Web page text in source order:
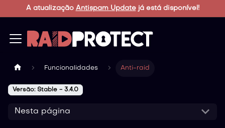
A atualização Antispam Updatejá está disponível!
Funcionalidades Anti-raid
Versão: Stable - 3.4.0
Nesta página